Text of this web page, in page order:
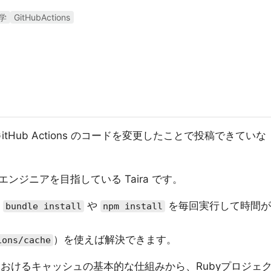
GitHubActions
Actions のコードを変更したことで投稿できていな
ンジニアを目指している Taira です。
bundle install や npm install を毎回実行して時間が
cache ）を使えば解決できます。
けるキャッシュの基本的な仕組みから、Rubyプロジェ